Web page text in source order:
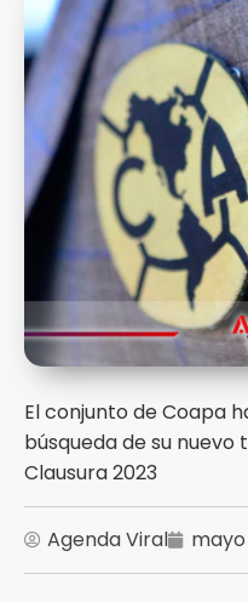
El conjunto de Coapa
búsqueda de su
Clausura 2023
Agenda Viral mayo